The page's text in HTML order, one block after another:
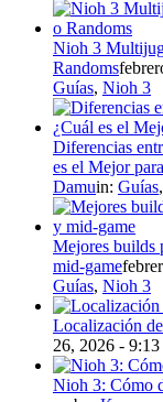
Nioh 3
Randoms
Guías, Nioh 3
Diferencias
es el Mejor
Damuin: Guías,
Mejores builds
mid-game
Guías, Nioh 3
Localización
26, 2026 - 9:13
Nioh 3: Cómo